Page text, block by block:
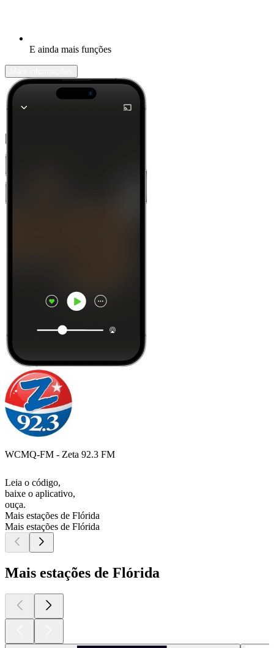
E ainda mais funções
WCMQ-FM - Zeta 92.3 FM
Leia o código,
baixe o aplicativo,
ouça.
Mais estações de Flórida
Mais estações de Flórida
Mais estações de Flórida